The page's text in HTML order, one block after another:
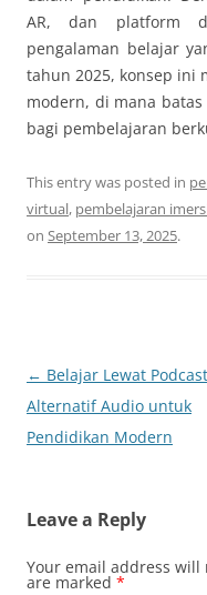
AR, dan platform
pengalaman belajar
tahun 2025, konsep ini
modern, di mana
bagi pembelajaran
This entry was posted in
virtual, pembelajaran
on September 13, 2025.
Post
navigation
← Belajar Lewat
Alternatif Audio untuk
Pendidikan Modern
Leave a Reply
Your email address
are marked *